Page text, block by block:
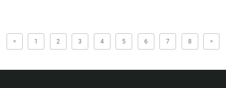
< 1 2 3 4 5 6 7 8 >